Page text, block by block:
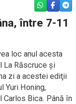
WHATSAPP
între 7-11
loc anul acesta
La Răscruce și
zi a acestei ediţii
Yuri Honing,
Bica. Până în